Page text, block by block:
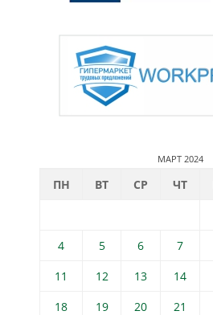
МАРТ 2024
ПН ВТ СР ЧТ
4
5 6 7
11
12 13 14
18
19 20 21